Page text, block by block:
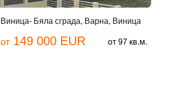
Виница- Бяла сграда, Варна, Виница
от 149 000 EUR от 97 кв.м.